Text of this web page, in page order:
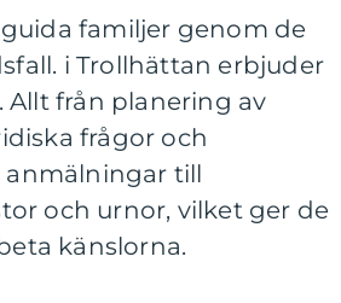
familjer genom de
i Trollhättan erbjuder
från planering av
frågor och
anmälningar till
och urnor, vilket ger de
känslorna.